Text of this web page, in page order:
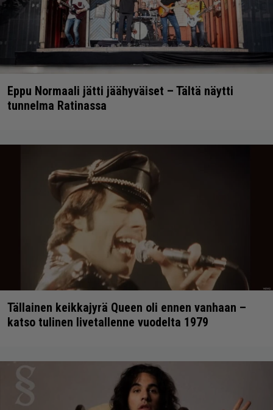
Eppu Normaali jätti jäähyväiset – Tältä näytti
tunnelma Ratinassa
Tällainen keikkajyrä Queen oli ennen vanhaan –
katso tulinen livetallenne vuodelta 1979